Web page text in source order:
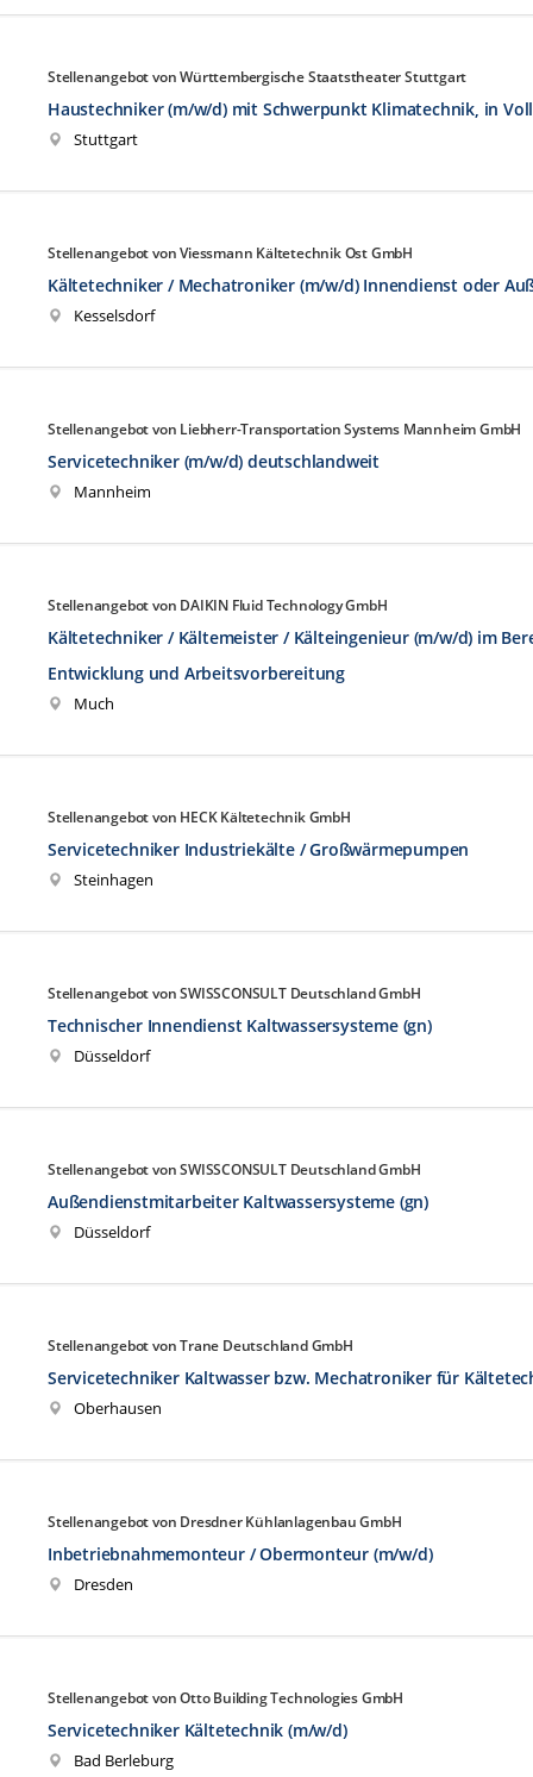
Stellenangebot von Württembergische Staatstheater Stuttgart
Haustechniker (m/w/d) mit Schwerpunkt Klimatechnik, in
Stuttgart
Stellenangebot von Viessmann Kältetechnik Ost GmbH
Kältetechniker / Mechatroniker (m/w/d) Innendienst oder
Kesselsdorf
Stellenangebot von Liebherr-Transportation Systems Mannheim GmbH
Servicetechniker (m/w/d) deutschlandweit
Mannheim
Stellenangebot von DAIKIN Fluid Technology GmbH
Kältetechniker / Kältemeister / Kälteingenieur (m/w/d) im
Entwicklung und Arbeitsvorbereitung
Much
Stellenangebot von HECK Kältetechnik GmbH
Servicetechniker Industriekälte / Großwärmepumpen
Steinhagen
Stellenangebot von SWISSCONSULT Deutschland GmbH
Technischer Innendienst Kaltwassersysteme (gn)
Düsseldorf
Stellenangebot von SWISSCONSULT Deutschland GmbH
Außendienstmitarbeiter Kaltwassersysteme (gn)
Düsseldorf
Stellenangebot von Trane Deutschland GmbH
Servicetechniker Kaltwasser bzw. Mechatroniker für
Oberhausen
Stellenangebot von Dresdner Kühlanlagenbau GmbH
Inbetriebnahmemonteur / Obermonteur (m/w/d)
Dresden
Stellenangebot von Otto Building Technologies GmbH
Servicetechniker Kältetechnik (m/w/d)
Bad Berleburg